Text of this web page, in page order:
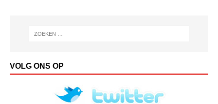
VOLG ONS OP